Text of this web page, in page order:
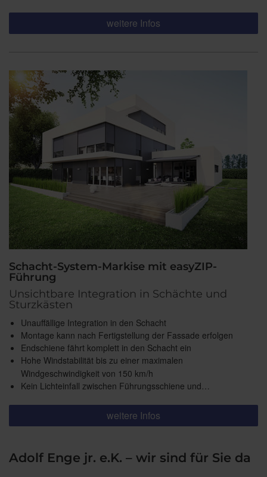
weitere Infos
Schacht-System-Markise mit easyZIP-
Führung
Unsichtbare Integration in Schächte und
Sturzkästen
Unauffällige Integration in den Schacht
Montage kann nach Fertigstellung der Fassade erfolgen
Endschiene fährt komplett in den Schacht ein
Hohe Windstabilität bis zu einer maximalen
Windgeschwindigkeit von 150 km/h
Kein Lichteinfall zwischen Führungsschiene und…
weitere Infos
Adolf Enge jr. e.K. – wir sind für Sie da